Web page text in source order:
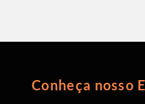
Conheça nosso